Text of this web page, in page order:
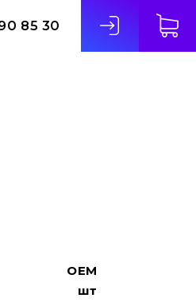
85 30
OEM
шт